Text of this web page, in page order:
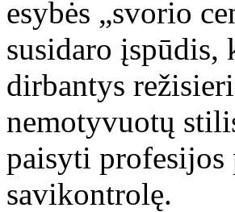
esybės „svorio
susidaro įspūdis,
dirbantys
nemotyvuotų
paisyti
savikontrolę.